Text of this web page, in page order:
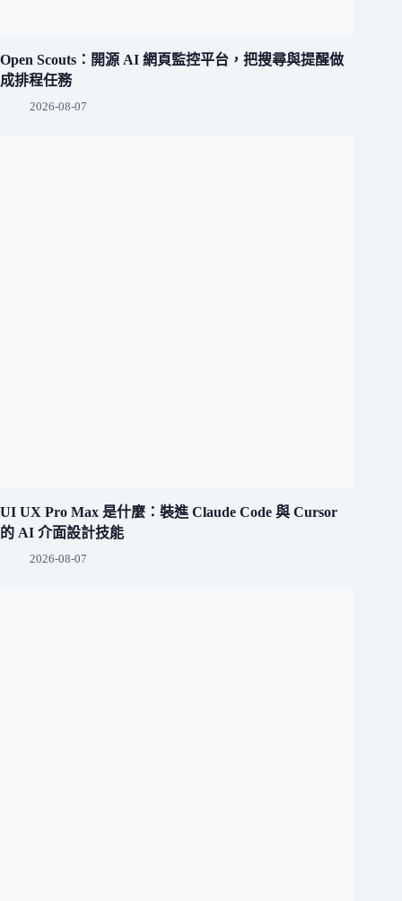
Open Scouts：開源 AI 網頁監控平台，把搜尋與提醒做
成排程任務
2026-08-07
UI UX Pro Max 是什麼：裝進 Claude Code 與 Cursor
的 AI 介面設計技能
2026-08-07